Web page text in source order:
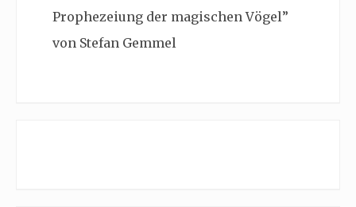
Prophezeiung der magischen Vögel”
von Stefan Gemmel